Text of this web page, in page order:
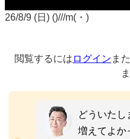
26/8/9 (日) ()///m(・)
閲覧するには ログイン ま
どういたし
増えてよか